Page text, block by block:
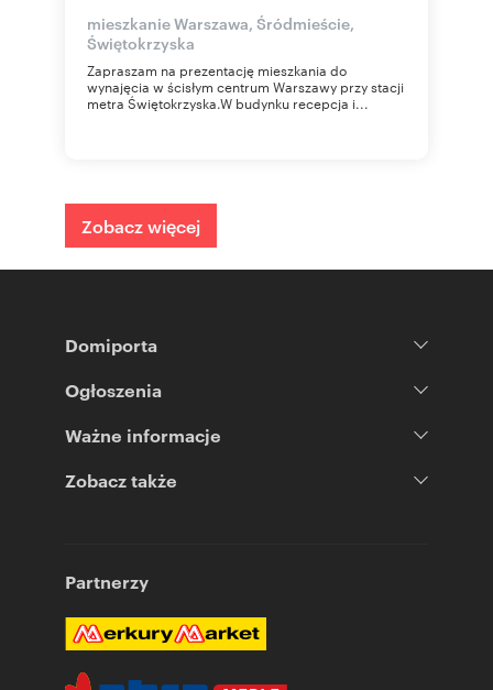
mieszkanie Warszawa, Śródmieście,
Świętokrzyska
Zapraszam na prezentację mieszkania do
wynajęcia w ścisłym centrum Warszawy przy stacji
metra Świętokrzyska.W budynku recepcja i...
Zobacz więcej
Domiporta
Ogłoszenia
Ważne informacje
Zobacz także
Partnerzy